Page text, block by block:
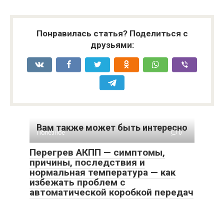
Понравилась статья? Поделиться с
друзьями:
Вам также может быть интересно
Полезное 0
Перегрев АКПП — симптомы,
причины, последствия и
нормальная температура — как
избежать проблем с
автоматической коробкой передач